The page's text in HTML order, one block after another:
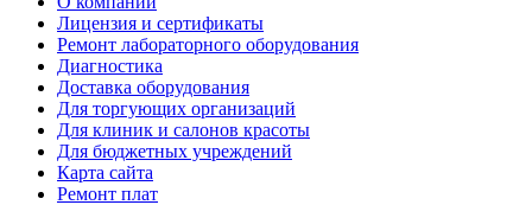
Лицензия и сертификаты
Ремонт лабораторного оборудования
Диагностика
Доставка оборудования
Для торгующих организаций
Для клиник и салонов красоты
Для бюджетных учреждений
Карта сайта
Ремонт плат